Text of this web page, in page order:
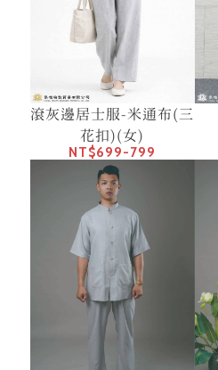
滾灰邊居士服-米通布(三
花扣)(女)
NT$699-799